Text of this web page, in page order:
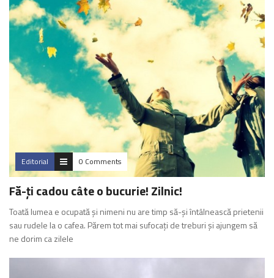
Editorial 0 Comments
Fă-ți cadou câte o bucurie! Zilnic!
Toată lumea e ocupată și nimeni nu are timp să-și întâlnească prietenii
sau rudele la o cafea. Părem tot mai sufocați de treburi și ajungem să
ne dorim ca zilele